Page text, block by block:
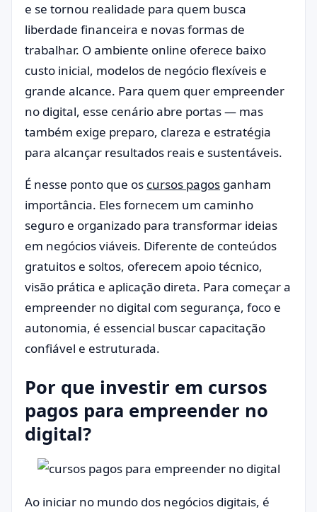
e se tornou realidade para quem busca
liberdade financeira e novas formas de
trabalhar. O ambiente online oferece baixo
custo inicial, modelos de negócio flexíveis e
grande alcance. Para quem quer empreender
no digital, esse cenário abre portas — mas
também exige preparo, clareza e estratégia
para alcançar resultados reais e sustentáveis.
É nesse ponto que os cursos pagos ganham
importância. Eles fornecem um caminho
seguro e organizado para transformar ideias
em negócios viáveis. Diferente de conteúdos
gratuitos e soltos, oferecem apoio técnico,
visão prática e aplicação direta. Para começar a
empreender no digital com segurança, foco e
autonomia, é essencial buscar capacitação
confiável e estruturada.
Por que investir em cursos
pagos para empreender no
digital?
Ao iniciar no mundo dos negócios digitais, é